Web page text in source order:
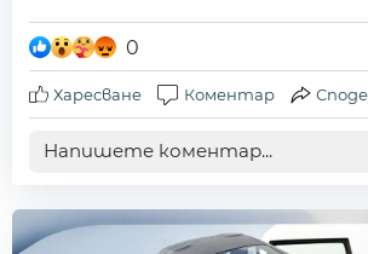
0
Харесване Коментар